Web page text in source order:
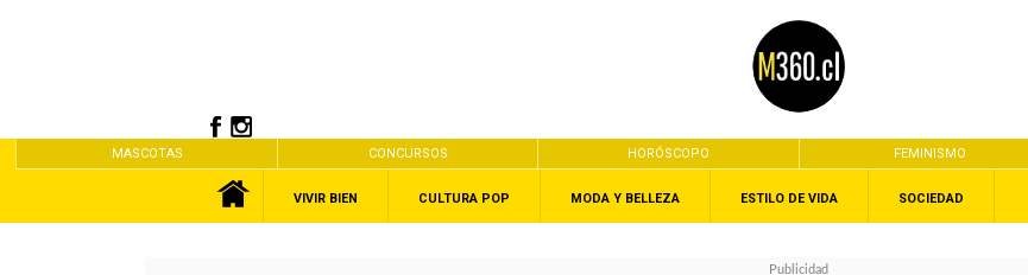
MASCOTAS CONCURSOS HORÓSCOPO FEMINISMO
VIVIR BIEN CULTURA POP MODA Y BELLEZA ESTILO DE VIDA SOCIEDAD